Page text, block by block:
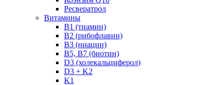
Ресвератрол
Витамины
B1 (тиамин)
B2 (рибофлавин)
B3 (ниацин)
B5, B7 (биотин)
D3 (холекальциферол)
D3 + K2
K1